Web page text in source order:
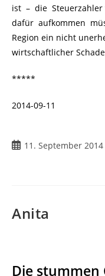
ist – die Steuerzahler
dafür aufkommen
Region ein nicht
wirtschaftlicher
*****
2014-09-11
11. September 2014
Anita
Die stummen